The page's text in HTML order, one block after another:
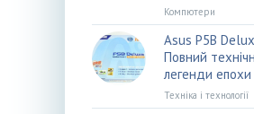
Компютери
Asus P5B
Повний
легенди епохи
Техніка і технології